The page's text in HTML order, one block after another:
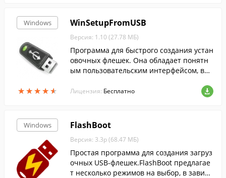
Windows
★★★★★
★★★★★
WinSetupFromUSB
Версия: 1.10 (27.78 МБ)
Программа для быстрого создания устан
овочных флешек. Она обладает понятн
ым пользовательским интерфейсом, выс
ойками форматирования USB-носителе
Лицензия: Бесплатно
Windows FlashBoot
Версия: 3.3p (68.47 МБ)
Простая программа для создания загруз
очных USB-флешек.FlashBoot предлагае
т несколько режимов на выбор, в зависи